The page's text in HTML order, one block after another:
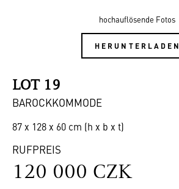
hochauflösende Fotos
HERUNTERLADEN
LOT 19
BAROCKKOMMODE
87 x 128 x 60 cm (h x b x t)
RUFPREIS
120 000 CZK